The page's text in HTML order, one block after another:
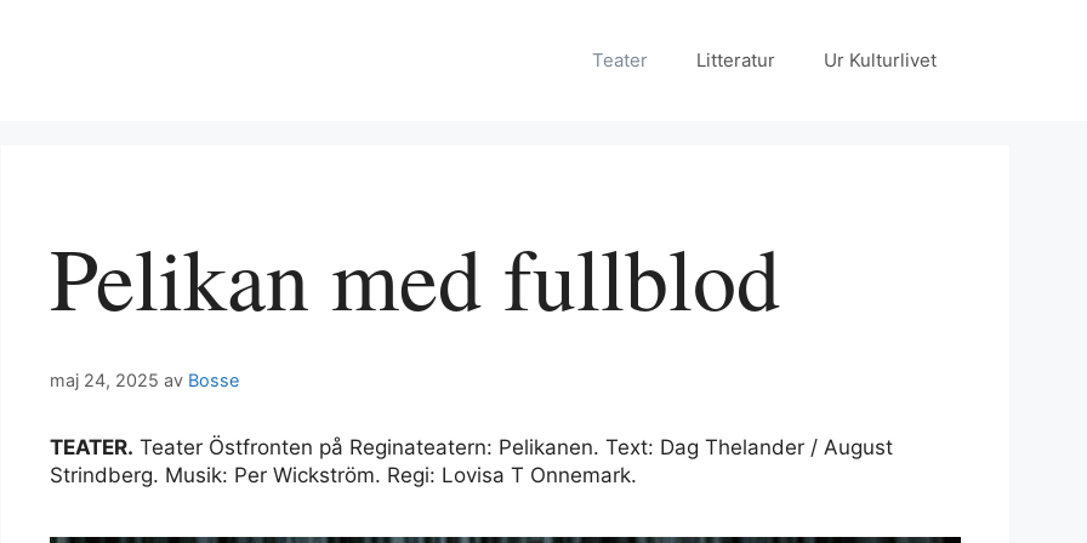
Teater Litteratur Ur Kulturlivet
Pelikan med fullblod
maj 24, 2025 av Bosse
TEATER. Teater Östfronten på Reginateatern: Pelikanen. Text: Dag Thelander / August
Strindberg. Musik: Per Wickström. Regi: Lovisa T Onnemark.